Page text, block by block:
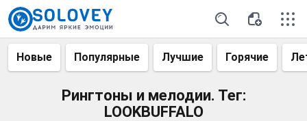
Новые Популярные Лучшие Горячие
Рингтоны и мелодии. Тег:
LOOKBUFFALO